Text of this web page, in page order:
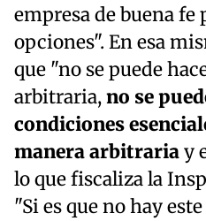
empresa de buena fe
opciones". En esa
que "no se puede
arbitraria,no se
condiciones
manera arbitrariay
lo que fiscaliza la
"Si es que no hay